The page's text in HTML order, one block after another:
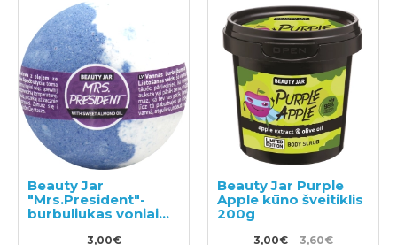
Beauty Jar
"Mrs.President"-
burbuliukas voniai
3,00€
Beauty Jar Purple
Apple kūno šveitiklis
200g
3,00€ 3,60€